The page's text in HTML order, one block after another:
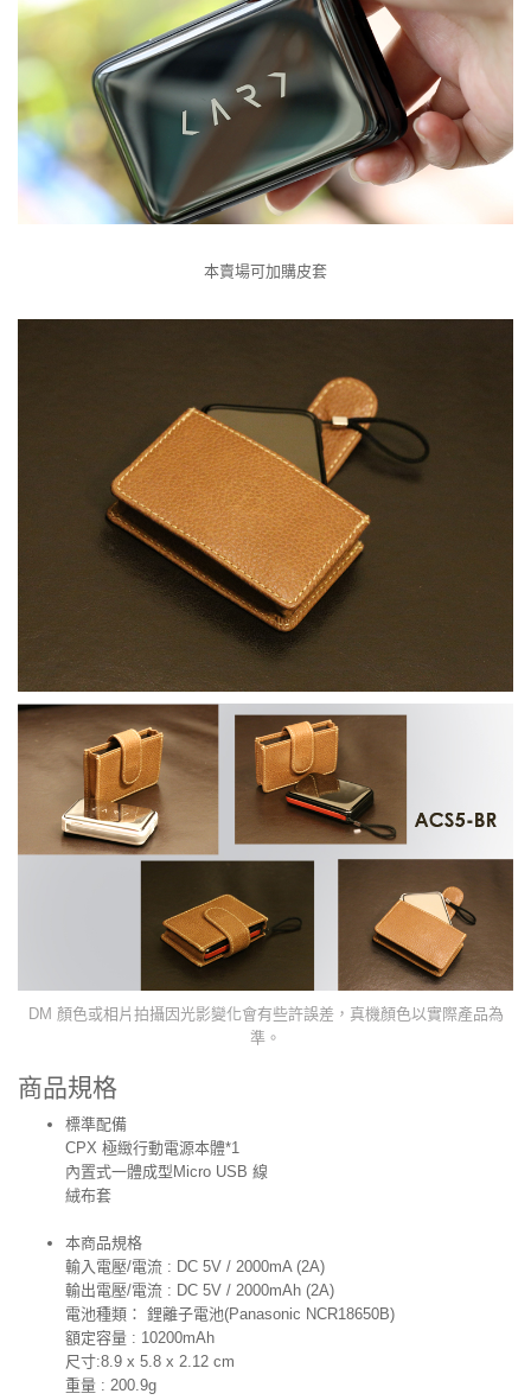
本賣場可加購皮套
DM 顏色或相片拍攝因光影變化會有些許誤差，真機顏色以實際產品為
準。
商品規格
標準配備
CPX 極緻行動電源本體*1
內置式一體成型Micro USB 線
絨布套
本商品規格
輸入電壓/電流 : DC 5V / 2000mA (2A)
輸出電壓/電流 : DC 5V / 2000mAh (2A)
電池種類： 鋰離子電池(Panasonic NCR18650B)
額定容量 : 10200mAh
尺寸:8.9 x 5.8 x 2.12 cm
重量 : 200.9g